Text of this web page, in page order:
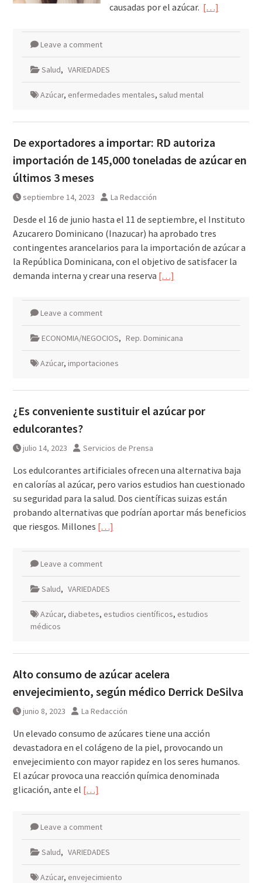
causadas por el azúcar. […]
Leave a comment
Salud, VARIEDADES
Azúcar, enfermedades mentales, salud mental
De exportadores a importar: RD autoriza
importación de 145,000 toneladas de azúcar en
últimos 3 meses
septiembre 14, 2023 La Redacción
Desde el 16 de junio hasta el 11 de septiembre, el Instituto
Azucarero Dominicano (Inazucar) ha aprobado tres
contingentes arancelarios para la importación de azúcar a
la República Dominicana, con el objetivo de satisfacer la
demanda interna y crear una reserva […]
Leave a comment
ECONOMIA/NEGOCIOS, Rep. Dominicana
Azúcar, importaciones
¿Es conveniente sustituir el azúcar por
edulcorantes?
julio 14, 2023 Servicios de Prensa
Los edulcorantes artificiales ofrecen una alternativa baja
en calorías al azúcar, pero varios estudios han cuestionado
su seguridad para la salud. Dos científicas suizas están
probando alternativas que podrían aportar más beneficios
que riesgos. Millones […]
Leave a comment
Salud, VARIEDADES
Azúcar, diabetes, estudios científicos, estudios
médicos
Alto consumo de azúcar acelera
envejecimiento, según médico Derrick DeSilva
junio 8, 2023 La Redacción
Un elevado consumo de azúcares tiene una acción
devastadora en el colágeno de la piel, provocando un
envejecimiento con mayor rapidez en los seres humanos.
El azúcar provoca una reacción química denominada
glicación, ante el […]
Leave a comment
Salud, VARIEDADES
Azúcar, envejecimiento